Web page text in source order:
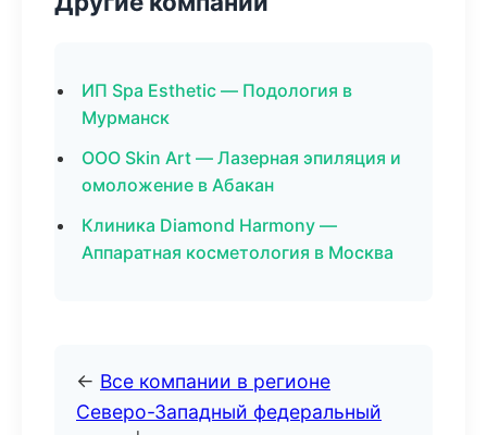
ИП Spa Esthetic — Подология в
Мурманск
ООО Skin Art — Лазерная эпиляция и
омоложение в Абакан
Клиника Diamond Harmony —
Аппаратная косметология в Москва
← Все компании в регионе
Северо-Западный федеральный